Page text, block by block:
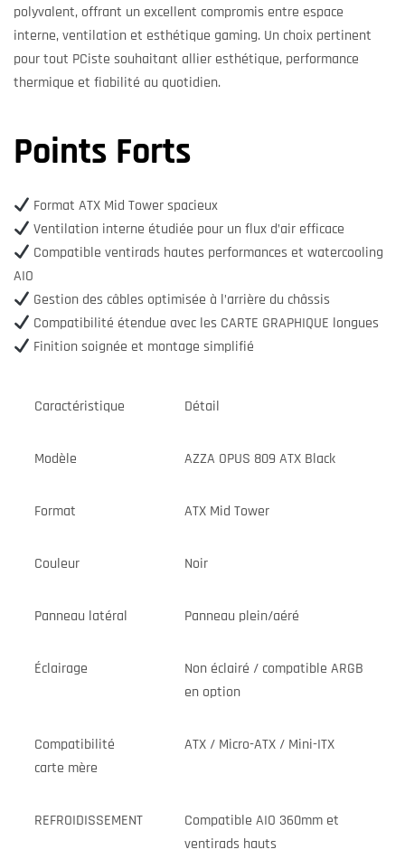
polyvalent, offrant un excellent compromis entre espace
interne, ventilation et esthétique gaming. Un choix pertinent
pour tout PCiste souhaitant allier esthétique, performance
thermique et fiabilité au quotidien.
Points Forts
Format ATX Mid Tower spacieux
Ventilation interne étudiée pour un flux d’air efficace
Compatible ventirads hautes performances et watercooling
AIO
Gestion des câbles optimisée à l’arrière du châssis
Compatibilité étendue avec les CARTE GRAPHIQUE longues
Finition soignée et montage simplifié
Caractéristique Détail
Modèle AZZA OPUS 809 ATX Black
Format ATX Mid Tower
Couleur Noir
Panneau latéral Panneau plein/aéré
Éclairage
Non éclairé / compatible ARGB
en option
Compatibilité
carte mère
ATX / Micro-ATX / Mini-ITX
REFROIDISSEMENT
Compatible AIO 360mm et
ventirads hauts